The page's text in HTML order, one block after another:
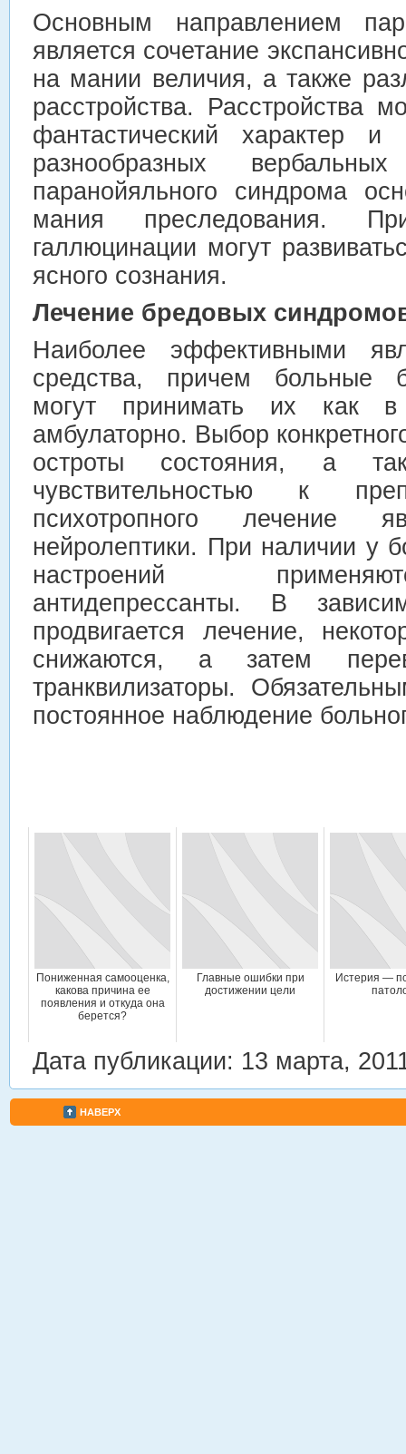
Основным направлением
является сочетание
на мании величия, а также
расстройства. Расстройства
фантастический характер
разнообразных
паранойяльного синдрома
мания преследования.
галлюцинации могут
ясного сознания.
Лечение бредовых
Наиболее эффективными
средства, причем больные
могут принимать их как
амбулаторно. Выбор
остроты состояния, а
чувствительностью к
психотропного лечение
нейролептики. При наличии у
настроений
антидепрессанты. В
продвигается лечение,
снижаются, а затем
транквилизаторы.
постоянное наблюдение
Пониженная самооценка,
какова причина ее
появления и откуда она
берется?
Главные ошибки при
достижении цели
Истерия —
Дата публикации: 13 марта,
НАВЕРХ